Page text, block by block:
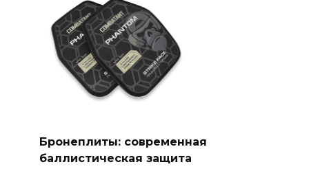
Бронеплиты: современная
баллистическая защита